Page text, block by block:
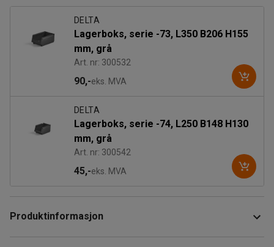
DELTA
Lagerboks, serie -73, L350 B206 H155
mm, grå
Art. nr: 300532
90,-eks. MVA
DELTA
Lagerboks, serie -74, L250 B148 H130
mm, grå
Art. nr: 300542
45,-eks. MVA
Produktinformasjon